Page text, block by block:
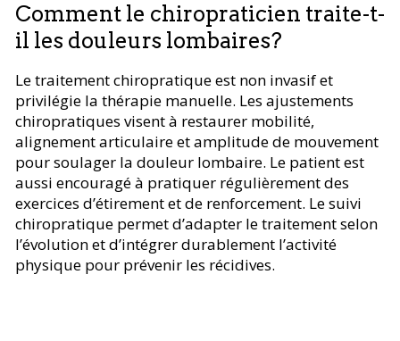
Comment le chiropraticien traite-t-
il les douleurs lombaires?
Le traitement chiropratique est non invasif et
privilégie la thérapie manuelle. Les ajustements
chiropratiques visent à restaurer mobilité,
alignement articulaire et amplitude de mouvement
pour soulager la douleur lombaire. Le patient est
aussi encouragé à pratiquer régulièrement des
exercices d’étirement et de renforcement. Le suivi
chiropratique permet d’adapter le traitement selon
l’évolution et d’intégrer durablement l’activité
physique pour prévenir les récidives.